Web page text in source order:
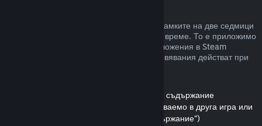
Steam възстановяването се предлага в рамките на две седмици
от покупката и при под два часа игрално време. То е приложимо
както за игри, така и при софтуерни приложения в Steam
магазина. Ето обзор за това как възстановявания действат при
Възстановявания на сумата за сваляемо съдържание
(Съдържание от Steam магазина, използваемо в друга игра или
софтуерно приложение, „Сваляемо съдържание“)